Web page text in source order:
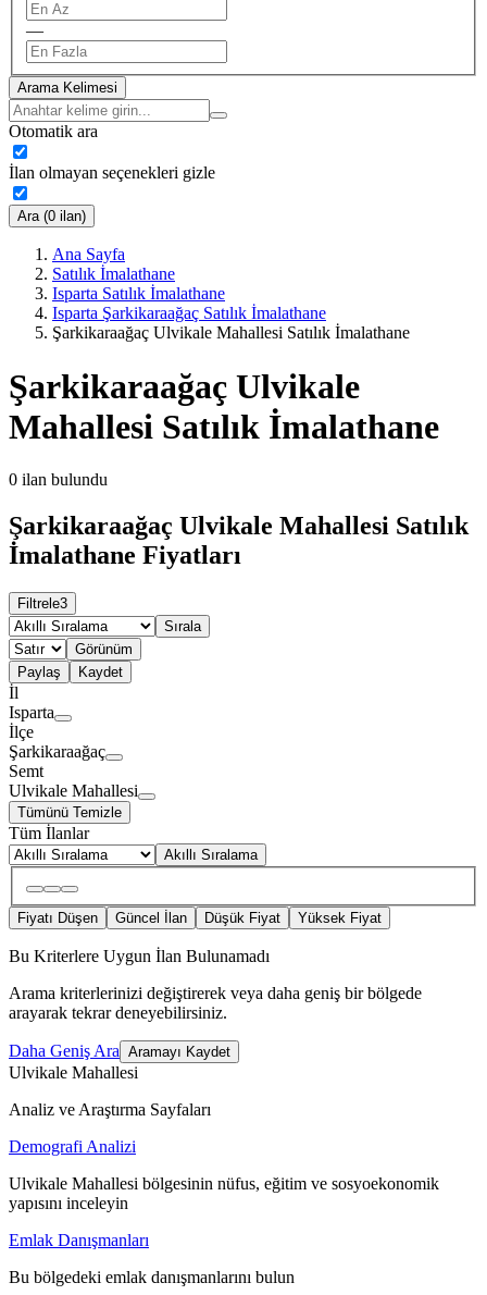
—
Arama Kelimesi
Otomatik ara
İlan olmayan seçenekleri gizle
Ara (0 ilan)
Ana Sayfa
Satılık İmalathane
Isparta Satılık İmalathane
Isparta Şarkikaraağaç Satılık İmalathane
Şarkikaraağaç Ulvikale Mahallesi Satılık İmalathane
Şarkikaraağaç Ulvikale
Mahallesi Satılık İmalathane
0 ilan bulundu
Şarkikaraağaç Ulvikale Mahallesi Satılık
İmalathane Fiyatları
Filtrele3
Sırala
Görünüm
Paylaş
Kaydet
İl
Isparta
İlçe
Şarkikaraağaç
Semt
Ulvikale Mahallesi
Tümünü Temizle
Tüm İlanlar
Akıllı Sıralama
Fiyatı Düşen Güncel İlan Düşük Fiyat Yüksek Fiyat
Bu Kriterlere Uygun İlan Bulunamadı
Arama kriterlerinizi değiştirerek veya daha geniş bir bölgede
arayarak tekrar deneyebilirsiniz.
Daha Geniş Ara Aramayı Kaydet
Ulvikale Mahallesi
Analiz ve Araştırma Sayfaları
Demografi Analizi
Ulvikale Mahallesi bölgesinin nüfus, eğitim ve sosyoekonomik
yapısını inceleyin
Emlak Danışmanları
Bu bölgedeki emlak danışmanlarını bulun